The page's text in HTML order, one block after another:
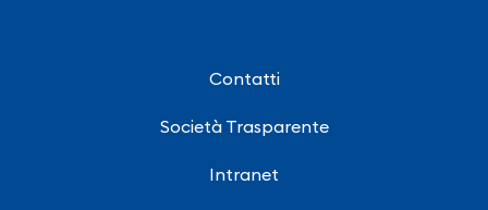
Contatti
Società Trasparente
Intranet